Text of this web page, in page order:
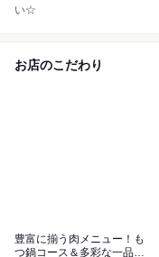
い☆
お店のこだわり
豊富に揃う肉メニュー！も
つ鍋コース＆多彩な一品料